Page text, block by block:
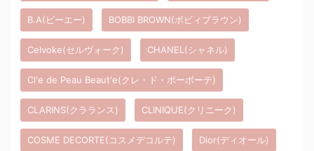
B.A(ビーエー) BOBBI BROWN(ボビィブラウン)
Celvoke(セルヴォーク) CHANEL(シャネル)
Cl'e de Peau Beaut'e(クレ・ド・ポーボーテ)
CLARINS(クラランス) CLINIQUE(クリニーク)
COSME DECORTE(コスメデコルテ) Dior(ディオール)